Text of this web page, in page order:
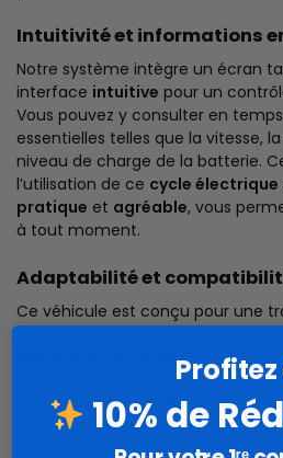
Intuitivité et informations
Notre système intègre un écran
interface intuitive pour un
Vous pouvez y consulter en
essentielles telles que la vitesse,
niveau de charge de la batterie.
l’utilisation de ce cycle
pratique et agréable, vous
à tout moment.
Adaptabilité et
Ce véhicule est conçu pour une
électrique compactconvient à
d’utilisateurs. Le cadre de 16
conduite confortable et convient
facilitant son usage au quotidien.
Profitez
10% de